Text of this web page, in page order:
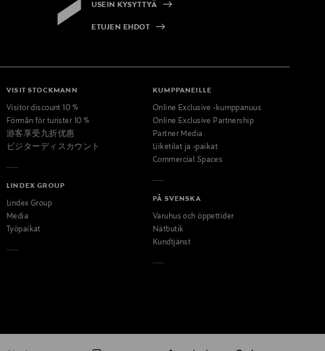
USEIN KYSYTTYÄ
ETUJEN EHDOT
VISIT STOCKMANN
Visitor discount 10 %
Förmån för turister 10 %
游客享受九折优惠
ビジターディスカウント
LINDEX GROUP
Lindex Group
Media
Työpaikat
KUMPPANEILLE
Online Exclusive -kumppanuus
Online Exclusive Partnership
Partner Media
Liiketilat ja -paikat
Commercial Spaces
PÅ SVENSKA
Varuhus och öppettider
Nätbutik
Kundtjänst